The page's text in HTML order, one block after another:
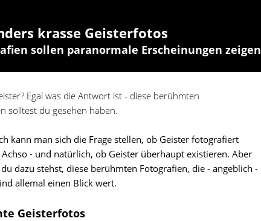
krasse Geisterfotos
sollen paranormale Erscheinungen zeigen
Egal was die Antwort ist - diese berühmten
solltest du gesehen haben.
kann man sich die Frage stellen, ob Geister fotografiert
- und natürlich, ob Geister überhaupt existieren. Aber
dazu stehst, diese berühmten Fotografien, die - angeblich -
allemal einen Blick wert.
Geisterfotos